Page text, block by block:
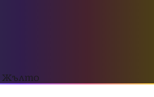
Жълто